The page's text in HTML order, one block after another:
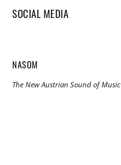
SOCIAL MEDIA
NASOM
The New Austrian Sound of Music